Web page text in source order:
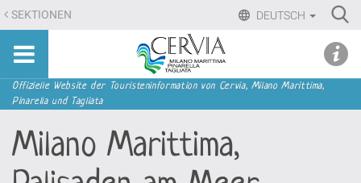
Direkt
zum
Inhalt
Direkt
zur
DEUTSCH
SEKTIONEN
Sito
turistico
ufficiale
Milano
Marittima,
Pinarella,
Sektionen
Offizielle Website der Touristeninformation von Cervia, Milano Marittima,
Pinarella und Tagliata
Milano Marittima,
menu